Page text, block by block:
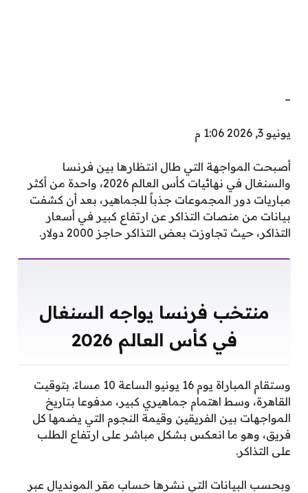
–
يونيو 3, 2026 1:06 م
أصبحت المواجهة التي طال انتظارها بين فرنسا
والسنغال في نهائيات كأس العالم 2026، واحدة من أكثر
مباريات دور المجموعات جذباً للجماهير، بعد أن كشفت
بيانات من منصات التذاكر عن ارتفاع كبير في أسعار
التذاكر، حيث تجاوزت بعض التذاكر حاجز 2000 دولار.
منتخب فرنسا يواجه السنغال
في كأس العالم 2026
وستقام المباراة يوم 16 يونيو الساعة 10 مساءً. بتوقيت
القاهرة، وسط اهتمام جماهيري كبير، مدفوعا بتاريخ
المواجهات بين الفريقين وقيمة النجوم التي يضمها كل
فريق، وهو ما انعكس بشكل مباشر على ارتفاع الطلب
على التذاكر.
وبحسب البيانات التي نشرها حساب مقر المونديال عبر